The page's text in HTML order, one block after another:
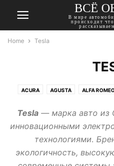
ВСЁ
В мире
происходит
Home Tesla
ACURA AGUSTA ALFA
CITROEN DACIA DAEWOO
DONGFENG DUCATI FIAT
HARLEY-DAVIDSON HAVAL
INFINITI ISUZU JAGUAR
Tesla — марка авто из
инновационными
технологиями.
экологичность,